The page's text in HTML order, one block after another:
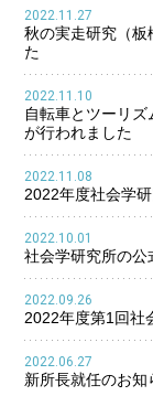
2022.11.27
秋の実走研究（板
た
2022.11.10
自転車とツーリ
が行われました
2022.11.08
2022年度社会学
2022.10.01
社会学研究所の公
2022.09.26
2022年度第1回社
2022.06.27
新所長就任のお知